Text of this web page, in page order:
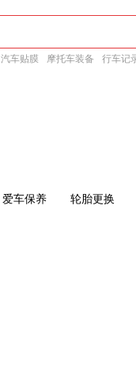
汽车贴膜 摩托车装备 行车记
爱车保养 轮胎更换